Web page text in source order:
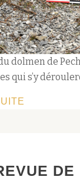
dolmen de
qui s’y
LAGLAIRE
DE